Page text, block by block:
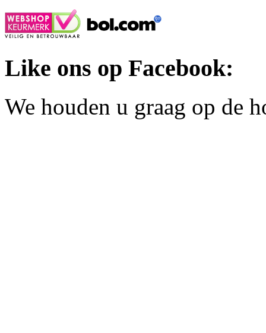
Like ons op Facebook:
We houden u graag op de